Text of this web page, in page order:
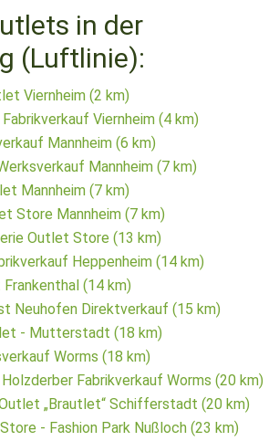
in der
(Luftlinie):
Viernheim (2 km)
Viernheim (4 km)
Mannheim (6 km)
Mannheim (7 km)
Mannheim (7 km)
Store Mannheim (7 km)
Outlet Store (13 km)
Heppenheim (14 km)
(14 km)
Neuhofen Direktverkauf (15 km)
- Mutterstadt (18 km)
Worms (18 km)
Fabrikverkauf Worms (20 km)
„Brautlet“ Schifferstadt (20 km)
- Fashion Park Nußloch (23 km)